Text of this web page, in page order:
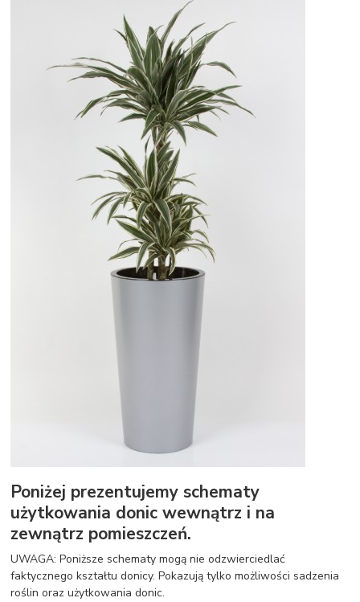
Poniżej prezentujemy schematy
użytkowania donic wewnątrz i na
zewnątrz pomieszczeń.
UWAGA: Poniższe schematy mogą nie odzwierciedlać
faktycznego kształtu donicy. Pokazują tylko możliwości sadzenia
roślin oraz użytkowania donic.